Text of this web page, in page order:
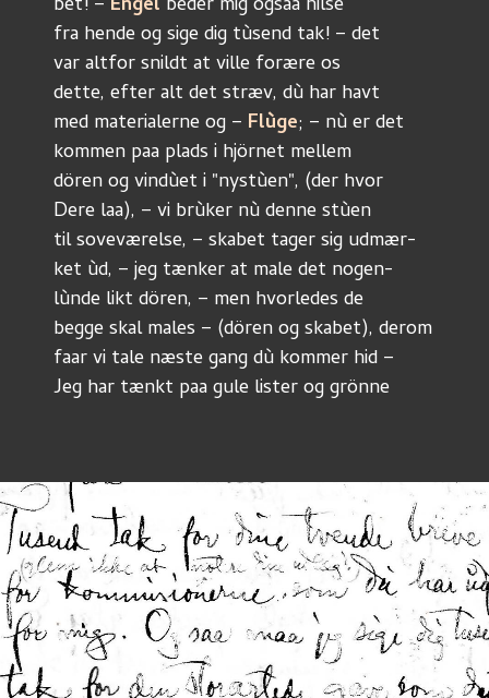
fra hende og sige dig tùsend tak! – det
var altfor snildt at ville forære os
dette, efter alt det stræv, dù har havt
med materialerne og – Flùge; – nù er det
kommen paa plads i hjörnet mellem
dören og vindùet i "nystùen", (der hvor
Dere laa), – vi brùker nù denne stùen
til soveværelse, – skabet tager sig udmær-
ket ùd, – jeg tænker at male det nogen-
lùnde likt dören, – men hvorledes de
begge skal males – (dören og skabet), derom
faar vi tale næste gang dù kommer hid –
Jeg har tænkt paa gule lister og grönne